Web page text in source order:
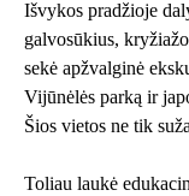
Išvykos pradžioje
galvosūkius,
sekė apžvalginė
Vijūnėlės parką ir
Šios vietos ne tik
Toliau laukė